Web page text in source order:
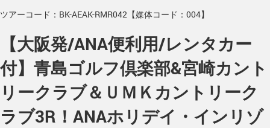
ツアーコード：BK-AEAK-RMR042【媒体コード：004】
【大阪発/ANA便利用/レンタカー
付】青島ゴルフ倶楽部&宮崎カント
リークラブ＆ＵＭＫカントリーク
ラブ3R！ANAホリデイ・インリゾ